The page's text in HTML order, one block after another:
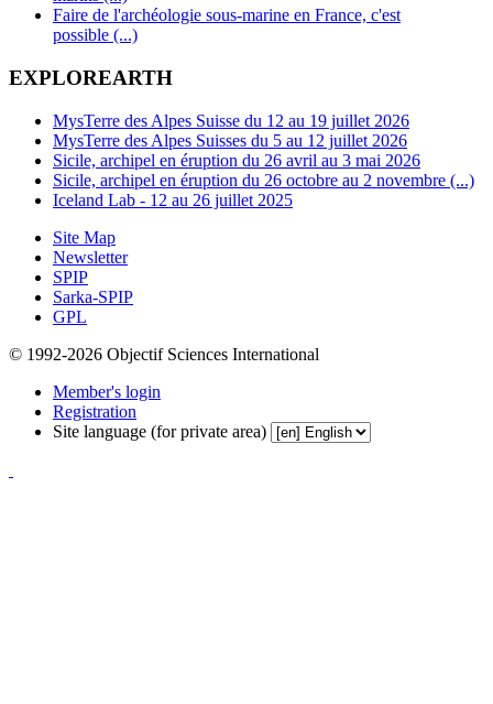
Faire de l'archéologie sous-marine en France, c'est
possible (...)
EXPLOREARTH
MysTerre des Alpes Suisse du 12 au 19 juillet 2026
MysTerre des Alpes Suisses du 5 au 12 juillet 2026
Sicile, archipel en éruption du 26 avril au 3 mai 2026
Sicile, archipel en éruption du 26 octobre au 2 novembre (...)
Iceland Lab - 12 au 26 juillet 2025
Site Map
Newsletter
SPIP
Sarka-SPIP
GPL
© 1992-2026 Objectif Sciences International
Member's login
Registration
Site language (for private area)